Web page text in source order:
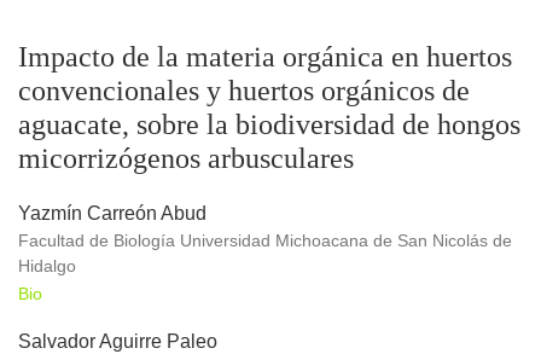
Impacto de la materia orgánica en huertos
convencionales y huertos orgánicos de
aguacate, sobre la biodiversidad de hongos
micorrizógenos arbusculares
Yazmín Carreón Abud
Facultad de Biología Universidad Michoacana de San Nicolás de
Hidalgo
Bio
Salvador Aguirre Paleo